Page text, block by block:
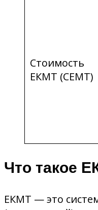
Стоимость
ЕКМТ (CEMT)
Что такое
ЕКМТ — это